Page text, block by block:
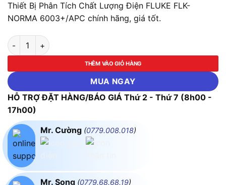
Thiết Bị Phân Tích Chất Lượng Điện FLUKE FLK-
NORMA 6003+/APC chính hãng, giá tốt.
Thiết Bị Phân Tích Chất Lượng Điện FLUKE FLK-NORMA
THÊM VÀO GIỎ HÀNG
MUA NGAY
HỖ TRỢ ĐẶT HÀNG/BÁO GIÁ Thứ 2 - Thứ 7 (8h00 -
17h00)
Mr. Cường (0779.008.018)
Mr. Song (0779.68.68.19)